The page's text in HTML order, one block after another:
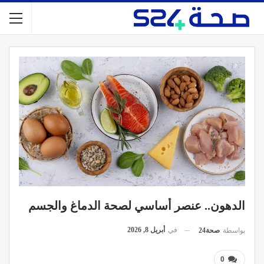
الدهون.. عنصر أساسي لصحة الدماغ والجسم
بواسطة صحة24 في أبريل 8, 2026
0